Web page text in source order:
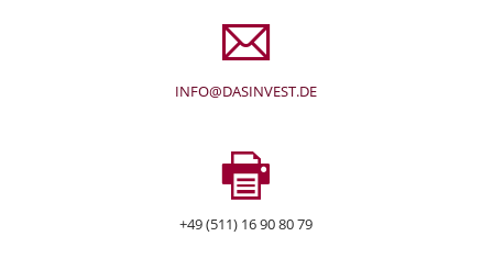
INFO@DASINVEST.DE
+49 (511) 16 90 80 79